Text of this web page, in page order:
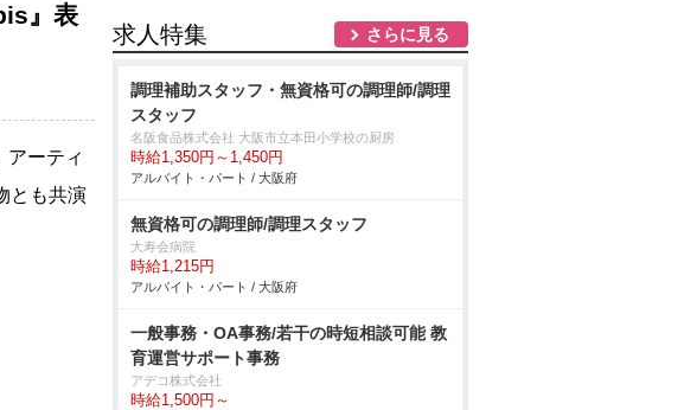
』表
アーティ
とも共演
求人特集 さらに見る
調理補助スタッフ・無資格可の調理師/調理
スタッフ
名阪食品株式会社 大阪市立本田小学校の厨房
時給1,350円～1,450円
アルバイト・パート / 大阪府
無資格可の調理師/調理スタッフ
大寿会病院
時給1,215円
アルバイト・パート / 大阪府
一般事務・OA事務/若干の時短相談可能 教
育運営サポート事務
アデコ株式会社
時給1,500円～